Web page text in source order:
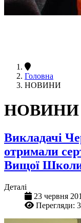
Головна
НОВИНИ
НОВИНИ
Викладачі
отримали
Вищої Школи
Деталі
23 червня
Перегляди: